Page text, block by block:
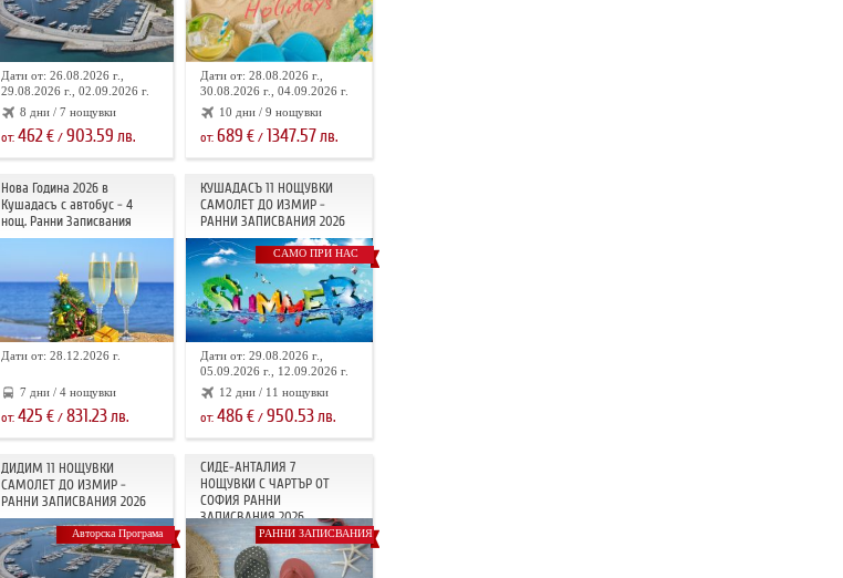
Дати от: 26.08.2026 г.,
29.08.2026 г., 02.09.2026 г.
8 дни / 7 нощувки
от: 462€/ 903.59 лв.
Дати от: 28.08.2026 г.,
30.08.2026 г., 04.09.2026 г.
10 дни / 9 нощувки
от: 689 €/ 1347.57лв.
Нова Година 2026 в
Кушадасъ с автобус - 4
нощ. Ранни Записвания
Дати от: 28.12.2026 г.
7 дни / 4 нощувки
от: 425 €/ 831.23лв.
КУШАДАСЪ 11 НОЩУВКИ
САМОЛЕТ ДО ИЗМИР -
РАННИ ЗАПИСВАНИЯ 2026
САМО ПРИ НАС
Дати от: 29.08.2026 г.,
05.09.2026 г., 12.09.2026 г.
12 дни / 11 нощувки
от: 486€/ 950.53лв.
ДИДИМ 11 НОЩУВКИ
САМОЛЕТ ДО ИЗМИР -
РАННИ ЗАПИСВАНИЯ 2026
Авторска Програма
СИДЕ-АНТАЛИЯ 7
НОЩУВКИ С ЧАРТЪР OT
СОФИЯ РАННИ
ЗАПИСВАНИЯ 2026
РАННИ ЗАПИСВАНИЯ